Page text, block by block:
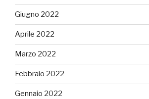
Giugno 2022
Aprile 2022
Marzo 2022
Febbraio 2022
Gennaio 2022